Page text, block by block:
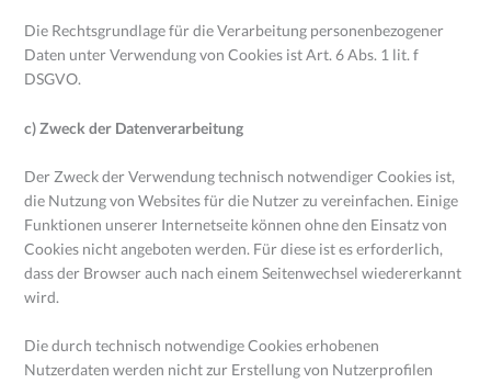
Die Rechtsgrundlage für die Verarbeitung personenbezogener
Daten unter Verwendung von Cookies ist Art. 6 Abs. 1 lit. f
DSGVO.
c) Zweck der Datenverarbeitung
Der Zweck der Verwendung technisch notwendiger Cookies ist,
die Nutzung von Websites für die Nutzer zu vereinfachen. Einige
Funktionen unserer Internetseite können ohne den Einsatz von
Cookies nicht angeboten werden. Für diese ist es erforderlich,
dass der Browser auch nach einem Seitenwechsel wiedererkannt
wird.
Die durch technisch notwendige Cookies erhobenen
Nutzerdaten werden nicht zur Erstellung von Nutzerprofilen